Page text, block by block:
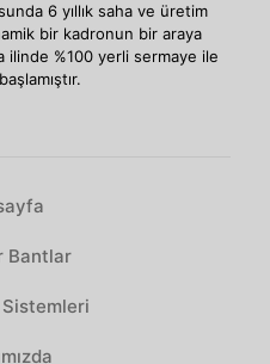
6 yıllık saha ve üretim
bir kadronun bir araya
ilinde %100 yerli sermaye ile
Bantlar